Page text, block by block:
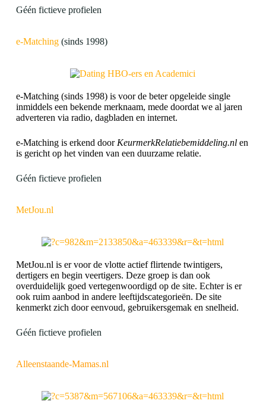
Géén fictieve profielen
e-Matching(sinds 1998)
e-Matching (sinds 1998) is voor de beter opgeleide single
inmiddels een bekende merknaam, mede doordat we al jaren
adverteren via radio, dagbladen en internet.
e-Matching is erkend door KeurmerkRelatiebemiddeling.nlen
is gericht op het vinden van een duurzame relatie.
Géén fictieve profielen
MetJou.nl
MetJou.nl is er voor de vlotte actief flirtende twintigers,
dertigers en begin veertigers. Deze groep is dan ook
overduidelijk goed vertegenwoordigd op de site. Echter is er
ook ruim aanbod in andere leeftijdscategorieën. De site
kenmerkt zich door eenvoud, gebruikersgemak en snelheid.
Géén fictieve profielen
Alleenstaande-Mamas.nl